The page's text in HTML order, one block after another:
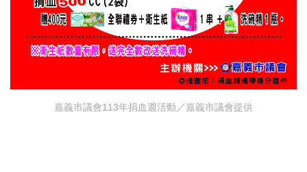
嘉義市議會113年捐血週活動／嘉義市議會提供